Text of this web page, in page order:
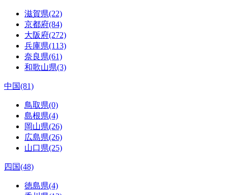
滋賀県(22)
京都府(84)
大阪府(272)
兵庫県(113)
奈良県(61)
和歌山県(3)
中国(81)
鳥取県(0)
島根県(4)
岡山県(26)
広島県(26)
山口県(25)
四国(48)
徳島県(4)